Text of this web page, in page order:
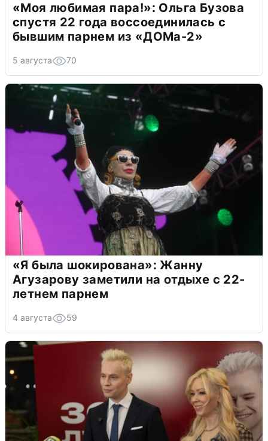
«Моя любимая пара!»: Ольга Бузова
спустя 22 года воссоединилась с
бывшим парнем из «ДОМа-2»
5 августа 70
«Я была шокирована»: Жанну
Агузарову заметили на отдыхе с 22-
летнем парнем
4 августа 59